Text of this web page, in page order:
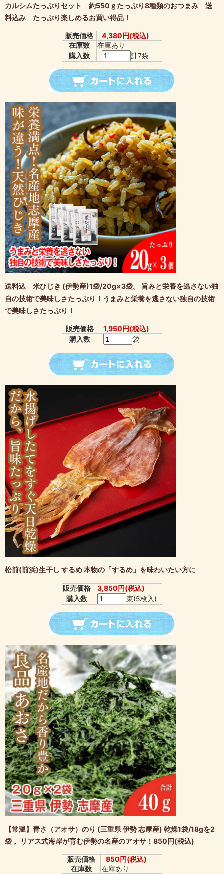
カルシムたっぷりセット 約550ｇたっぷり8種類のおつまみ 送
料込み たっぷり楽しめるお買い得品！
販売価格
4,380円(税込)
在庫数
在庫あり
購入数
計7袋
送料込 米ひじき (伊勢産)1袋/20g×3袋。 旨みと栄養を逃さない独
自の技術で美味しさたっぷり！うまみと栄養を逃さない独自の技術
で美味しさたっぷり！
販売価格
1,950円(税込)
購入数
袋
松前(前浜)生干し するめ 本物の「するめ」を味わいたい方に
販売価格
3,850円(税込)
購入数
束(5枚入)
【常温】青さ（アオサ）のり (三重県 伊勢 志摩産) 乾燥1袋/18gを2
袋 。リアス式海岸が育む伊勢の名産のアオサ！850円(税込)
販売価格
850円(税込)
在庫数
在庫あり